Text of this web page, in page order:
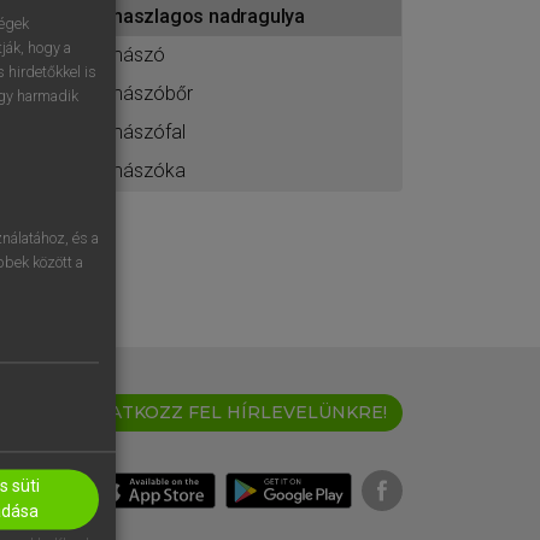
maszlagos nadragulya
mászó
mászóbőr
mászófal
mászóka
IRATKOZZ FEL HÍRLEVELÜNKRE!
hogy a
hirdetőkkel is
harmadik
és a
között a
süti